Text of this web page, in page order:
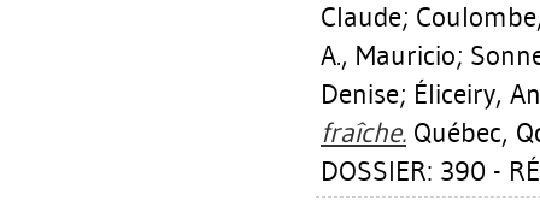
Claude;
A., Mauricio;
Denise; Éliceiry,
fraîche. Québec,
DOSSIER: 390 -